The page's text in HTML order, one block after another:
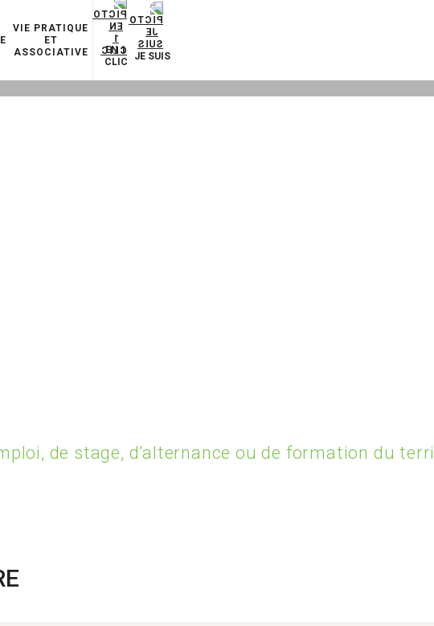
VIE PRATIQUE
ET
ASSOCIATIVE
EN 1
CLIC
JE SUIS
de stage, d’alternance ou de formation du